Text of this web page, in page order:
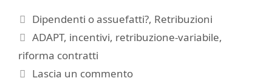
Categorie
Dipendenti o assuefatti?, Retribuzioni
Tag
ADAPT, incentivi, retribuzione-variabile,
riforma contratti
Lascia un commento